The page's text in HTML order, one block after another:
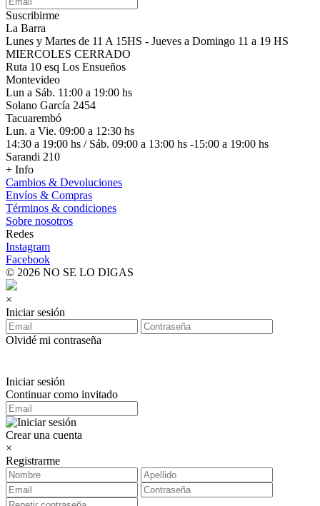
Suscribirme
La Barra
Lunes y Martes de 11 A 15HS - Jueves a Domingo 11 a 19 HS
MIERCOLES CERRADO
Ruta 10 esq Los Ensueños
Montevideo
Lun a Sáb. 11:00 a 19:00 hs
Solano García 2454
Tacuarembó
Lun. a Vie. 09:00 a 12:30 hs
14:30 a 19:00 hs / Sáb. 09:00 a 13:00 hs -15:00 a 19:00 hs
Sarandi 210
+ Info
Cambios & Devoluciones
Envíos & Compras
Términos & condiciones
Sobre nosotros
Redes
Instagram
Facebook
© 2026 NO SE LO DIGAS
×
Iniciar sesión
Olvidé mi contraseña
Iniciar sesión
Continuar como invitado
Crear una cuenta
×
Registrarme